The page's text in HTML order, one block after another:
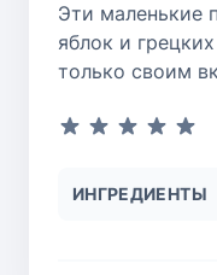
Эти маленькие
яблок и
только своим
ИНГРЕДИЕНТЫ